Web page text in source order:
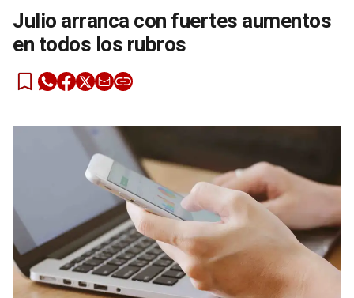
Julio arranca con fuertes aumentos
en todos los rubros